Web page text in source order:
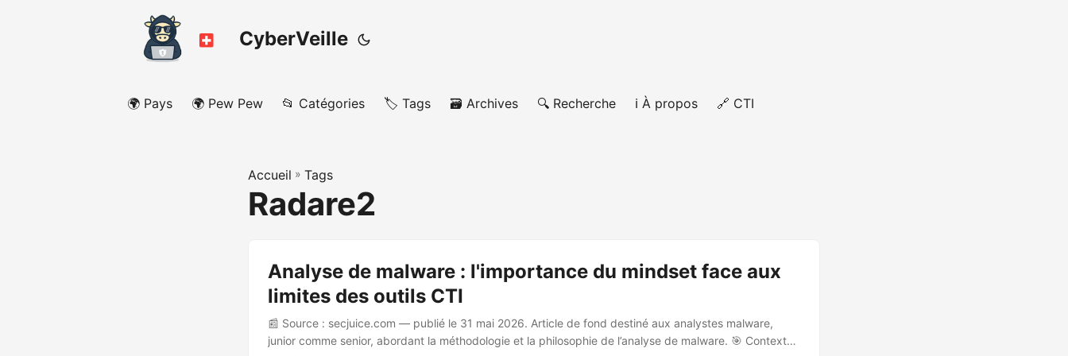
CyberVeille
🌍 Pays 🌍 Pew Pew 📂 Catégories 🏷️ Tags 🗃️ Archives 🔍 Recherche ℹ️ À propos 🔗 CTI
Accueil » Tags
Radare2
Analyse de malware : l'importance du mindset face aux
limites des outils CTI
📰 Source : secjuice.com — publié le 31 mai 2026. Article de fond destiné aux analystes malware,
junior comme senior, abordant la méthodologie et la philosophie de l’analyse de malware. 🎯 Contexte